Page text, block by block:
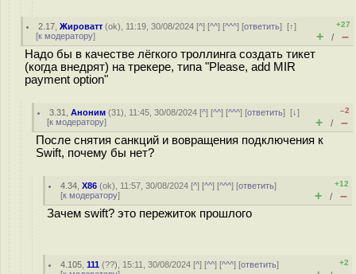
2.17 ,Жироватт (ok), 11:19, 30/08/2024 [^] [^^] [^^^] [ответить][↑]
[к модератору]
+27
+ / –
Надо бы в качестве лёгкого троллинга создать тикет
(когда внедрят) на трекере, типа "Please, add MIR
payment option"
3.31 ,Аноним (31), 11:45, 30/08/2024 [^] [^^] [^^^] [ответить][↓]
[к модератору]
–2
+ / –
После снятия санкций и вовращения подключения к
Swift, почему бы нет?
4.34 ,X86 (ok), 11:57, 30/08/2024 [^] [^^] [^^^] [ответить]
[к модератору]
+12
+ / –
Зачем swift? это пережиток прошлого
4.105 ,111 (??), 15:11, 30/08/2024 [^] [^^] [^^^] [ответить]
+2